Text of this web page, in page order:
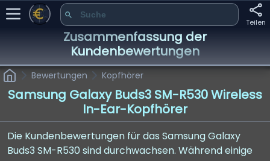
Teilen
Zusammenfassung der
Kundenbewertungen
Bewertungen Kopfhörer
Samsung Galaxy Buds3 SM-R530 Wireless
In-Ear-Kopfhörer
Die Kundenbewertungen für das Samsung Galaxy
Buds3 SM-R530 sind durchwachsen. Während einige